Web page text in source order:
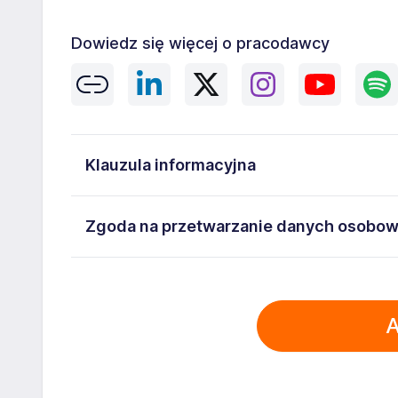
Dowiedz się więcej o pracodawcy
Klauzula informacyjna
5262493733. Moje dane osobowe przetwarzane
przenoszenia danych. Więcej informacji na temat
Zgoda na przetwarzanie danych
Warszawa ul. Prosta 68, NIP: 5262493733
wizerunku), na potrzeby bieżącej rekrutacji.
Dodatkowo wyrażam zgodę na przetwarzanie